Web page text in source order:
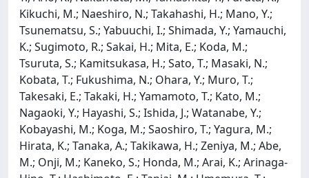
Kikuchi, M.; Naeshiro, N.; Takahashi, H.; Mano, Y.;
Tsunematsu, S.; Yabuuchi, I.; Shimada, Y.; Yamauchi,
K.; Sugimoto, R.; Sakai, H.; Mita, E.; Koda, M.;
Tsuruta, S.; Kamitsukasa, H.; Sato, T.; Masaki, N.;
Kobata, T.; Fukushima, N.; Ohara, Y.; Muro, T.;
Takesaki, E.; Takaki, H.; Yamamoto, T.; Kato, M.;
Nagaoki, Y.; Hayashi, S.; Ishida, J.; Watanabe, Y.;
Kobayashi, M.; Koga, M.; Saoshiro, T.; Yagura, M.;
Hirata, K.; Tanaka, A.; Takikawa, H.; Zeniya, M.; Abe,
M.; Onji, M.; Kaneko, S.; Honda, M.; Arai, K.; Arinaga-